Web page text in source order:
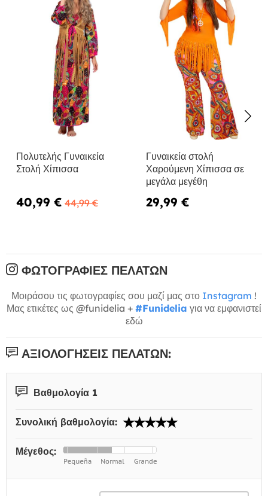
Πολυτελής Γυναικεία
Στολή Χίπισσα
40,99 € 44,99 €
Γυναικεία στολή
Χαρούμενη Χίπισσα σε
μεγάλα μεγέθη
29,99 €
ΦΩΤΟΓΡΑΦΊΕΣ ΠΕΛΑΤΏΝ
Μοιράσου τις φωτογραφίες σου μαζί μας στο Instagram !
Μας ετικέτες ως @funidelia + #Funidelia για να εμφανιστεί
εδώ
ΑΞΙΟΛΟΓΉΣΕΙΣ ΠΕΛΑΤΏΝ:
Βαθμολογία 1
Συνολική βαθμολογία:
Μέγεθος: